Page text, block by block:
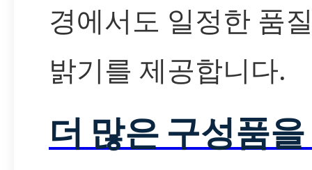
경에서도 일정한 품
밝기를 제공합니다.
더 많은 구성품